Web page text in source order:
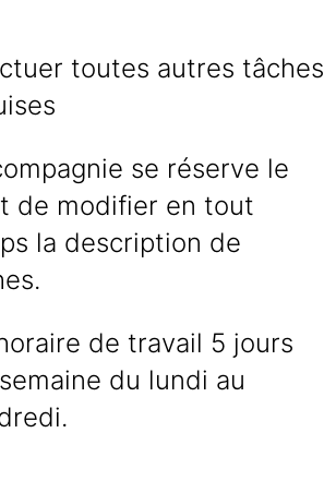
toutes autres tâches
se réserve le
de modifier en tout
la description de
de travail 5 jours
du lundi au